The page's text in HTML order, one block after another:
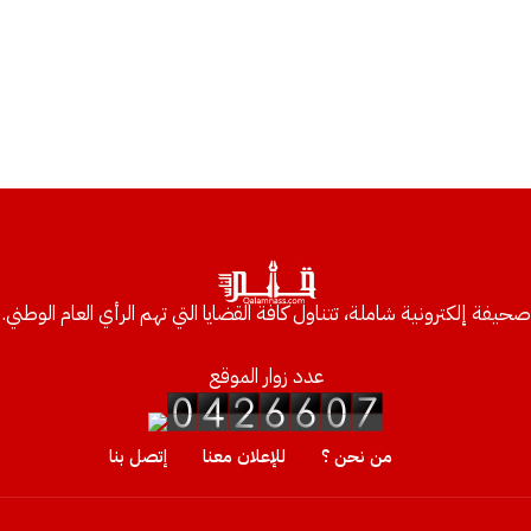
صحيفة إلكترونية شاملة، تتناول كافة القضايا التي تهم الرأي العام الوطني.
عدد زوار الموقع
من نحن ؟ للإعلان معنا إتصل بنا